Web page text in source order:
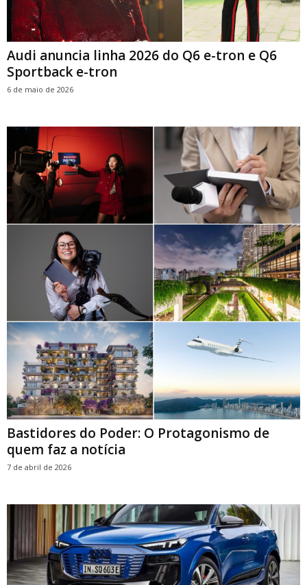
Audi anuncia linha 2026 do Q6 e-tron e Q6
Sportback e-tron
6 de maio de 2026
Bastidores do Poder: O Protagonismo de
quem faz a notícia
7 de abril de 2026